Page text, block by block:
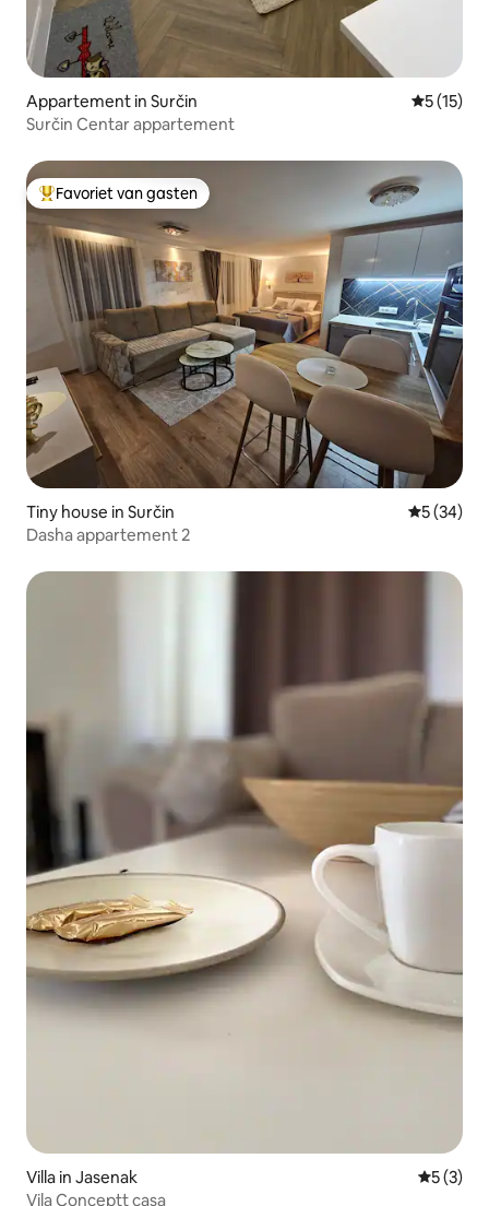
Appartement in Surčin
5 (15)
Surčin Centar appartement
Topfavoriet van gasten
Favoriet van gasten
Tiny house in Surčin
5 (34)
Dasha appartement 2
Villa in Jasenak
5 (3)
Vila Conceptt casa